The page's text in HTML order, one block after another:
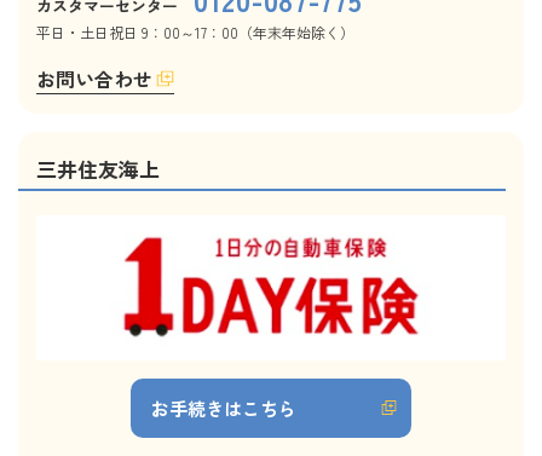
カスタマーセンター
平日・土日祝日 9：00～17：00（年末年始除く）
お問い合わせ
三井住友海上
お手続きはこちら